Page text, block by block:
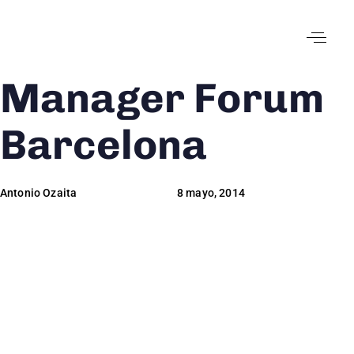
Manager Forum
Barcelona
Author
Antonio Ozaita
Published
on:
8 mayo, 2014
Published
in: